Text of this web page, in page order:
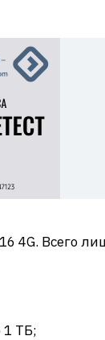
4G. Всего
1 ТБ;